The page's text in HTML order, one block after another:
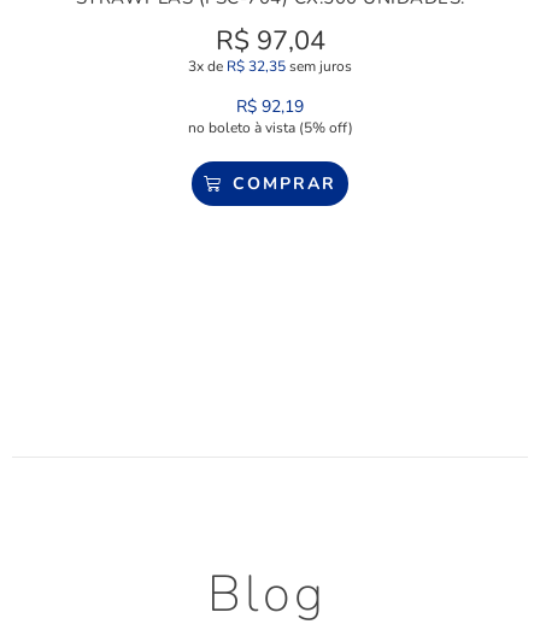
R$ 97,04
3x de R$32,35sem juros
R$ 92,19
no boleto à vista (5% off)
COMPRAR
Blog